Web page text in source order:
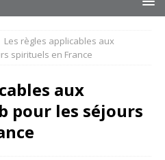
Les règles applicables aux
spirituels en France
aux
pour les séjours